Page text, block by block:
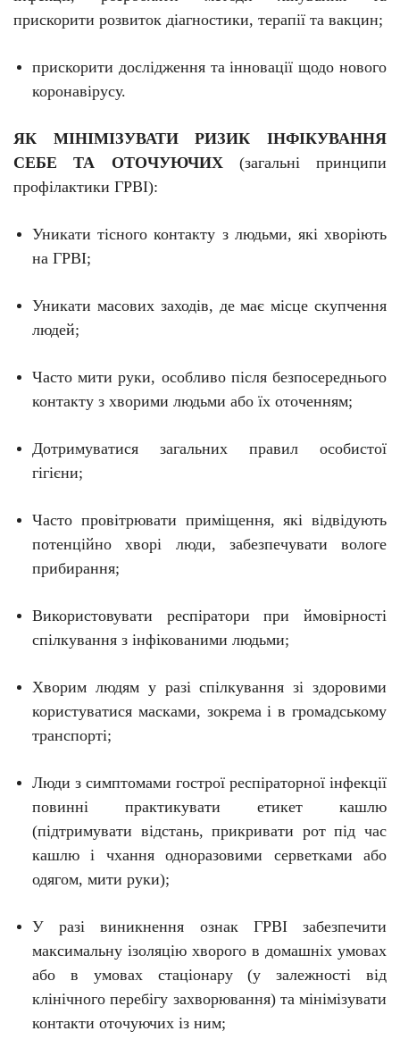
прискорити розвиток діагностики, терапії та вакцин;
прискорити дослідження та інновації щодо нового
коронавірусу.
ЯК МІНІМІЗУВАТИ РИЗИК ІНФІКУВАННЯ
СЕБЕ ТА ОТОЧУЮЧИХ (загальні принципи
профілактики ГРВІ):
Уникати тісного контакту з людьми, які хворіють
на ГРВІ;
Уникати масових заходів, де має місце скупчення
людей;
Часто мити руки, особливо після безпосереднього
контакту з хворими людьми або їх оточенням;
Дотримуватися загальних правил особистої
гігієни;
Часто провітрювати приміщення, які відвідують
потенційно хворі люди, забезпечувати вологе
прибирання;
Використовувати респіратори при ймовірності
спілкування з інфікованими людьми;
Хворим людям у разі спілкування зі здоровими
користуватися масками, зокрема і в громадському
транспорті;
Люди з симптомами гострої респіраторної інфекції
повинні практикувати етикет кашлю
(підтримувати відстань, прикривати рот під час
кашлю і чхання одноразовими серветками або
одягом, мити руки);
У разі виникнення ознак ГРВІ забезпечити
максимальну ізоляцію хворого в домашніх умовах
або в умовах стаціонару (у залежності від
клінічного перебігу захворювання) та мінімізувати
контакти оточуючих із ним;